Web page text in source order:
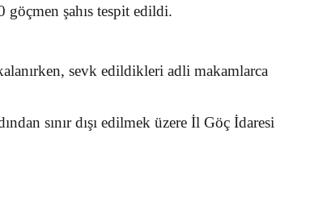
göçmen şahıs tespit edildi.
sevk edildikleri adli makamlarca
sınır dışı edilmek üzere İl Göç İdaresi